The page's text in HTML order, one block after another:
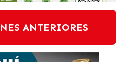
ANTERIORES